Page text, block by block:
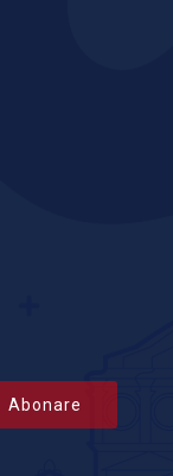
Abonare